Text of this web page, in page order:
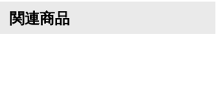
関連商品